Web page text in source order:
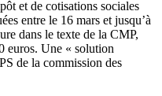
et de cotisations sociales
entre le 16 mars et jusqu’à
dans le texte de la CMP,
euros. Une « solution
de la commission des